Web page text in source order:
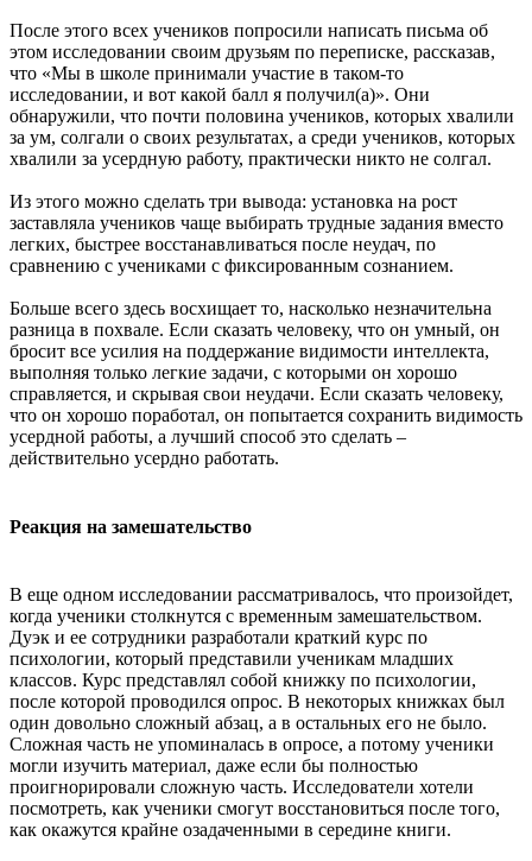
После этого всех учеников попросили написать письма об
этом исследовании своим друзьям по переписке, рассказав,
что «Мы в школе принимали участие в таком-то
исследовании, и вот какой балл я получил(а)». Они
обнаружили, что почти половина учеников, которых хвалили
за ум, солгали о своих результатах, а среди учеников, которых
хвалили за усердную работу, практически никто не солгал.
Из этого можно сделать три вывода: установка на рост
заставляла учеников чаще выбирать трудные задания вместо
легких, быстрее восстанавливаться после неудач, по
сравнению с учениками с фиксированным сознанием.
Больше всего здесь восхищает то, насколько незначительна
разница в похвале. Если сказать человеку, что он умный, он
бросит все усилия на поддержание видимости интеллекта,
выполняя только легкие задачи, с которыми он хорошо
справляется, и скрывая свои неудачи. Если сказать человеку,
что он хорошо поработал, он попытается сохранить видимость
усердной работы, а лучший способ это сделать –
действительно усердно работать.
Реакция на замешательство
В еще одном исследовании рассматривалось, что произойдет,
когда ученики столкнутся с временным замешательством.
Дуэк и ее сотрудники разработали краткий курс по
психологии, который представили ученикам младших
классов. Курс представлял собой книжку по психологии,
после которой проводился опрос. В некоторых книжках был
один довольно сложный абзац, а в остальных его не было.
Сложная часть не упоминалась в опросе, а потому ученики
могли изучить материал, даже если бы полностью
проигнорировали сложную часть. Исследователи хотели
посмотреть, как ученики смогут восстановиться после того,
как окажутся крайне озадаченными в середине книги.